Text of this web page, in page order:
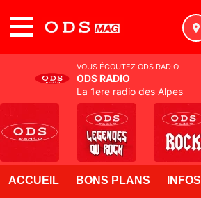
ACCUEIL BONS PLANS INFOS
VOUS ÉCOUTEZ ODS RADIO
ODS RADIO
La 1ere radio des Alpes